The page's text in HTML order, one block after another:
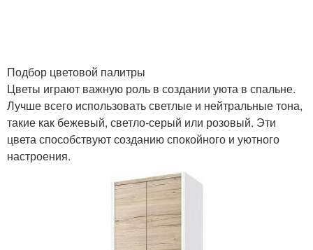
Подбор цветовой палитры
Цветы играют важную роль в создании уюта в спальне.
Лучше всего использовать светлые и нейтральные тона,
такие как бежевый, светло-серый или розовый. Эти
цвета способствуют созданию спокойного и уютного
настроения.